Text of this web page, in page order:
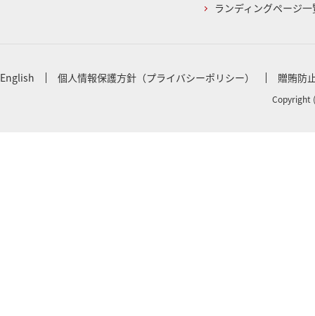
ランディングページ一
English 個人情報保護方針（プライバシーポリシー） 贈賄防
Copyright